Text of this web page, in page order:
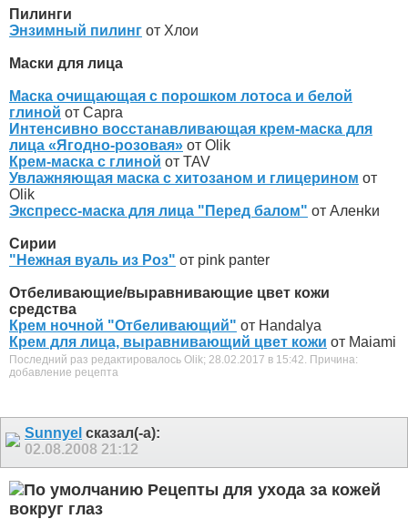
Пилинги
Энзимный пилинг от Хлои
Маски для лица
Маска очищающая с порошком лотоса и белой
глиной от Capra
Интенсивно восстанавливающая крем-маска для
лица «Ягодно-розовая» от Olik
Крем-маска с глиной от TAV
Увлажняющая маска с хитозаном и глицерином от
Olik
Экспресс-маска для лица "Перед балом" от Аленkи
Сирии
"Нежная вуаль из Роз" от pink panter
Отбеливающие/выравнивающие цвет кожи
средства
Крем ночной "Отбеливающий" от Handalya
Крем для лица, выравнивающий цвет кожи от Maiami
Последний раз редактировалось Olik; 28.02.2017 в 15:42. Причина:
добавление рецепта
Sunnyel сказал(-а):
02.08.2008 21:12
Рецепты для ухода за кожей
вокруг глаз